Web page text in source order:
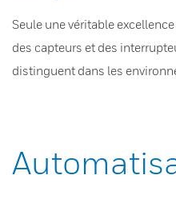
Seule une véritable
des capteurs et des
distinguent dans les